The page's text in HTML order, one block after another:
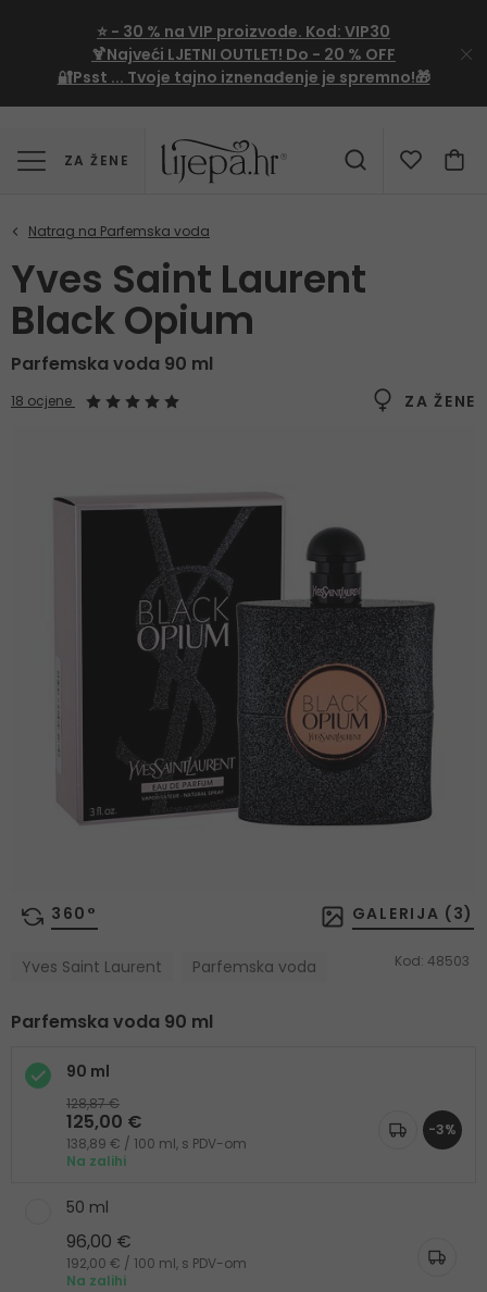
⭐ - 30 % na VIP proizvode. Kod: VIP30
🍹Najveći LJETNI OUTLET! Do - 20 % OFF
🔐Psst ... Tvoje tajno iznenađenje je spremno!🎁
ZA ŽENE
Yves Saint Laurent
Black Opium
Parfemska voda 90 ml
ZA ŽENE
18 ocjene
360° GALERIJA ( 3)
Yves Saint Laurent Parfemska voda Kod: 48503
Parfemska voda 90 ml
90 ml
128,87 €
125,00 €
138,89 € / 100 ml, s PDV-om
Na zalihi
-3%
50 ml
96,00 €
192,00 € / 100 ml, s PDV-om
Na zalihi